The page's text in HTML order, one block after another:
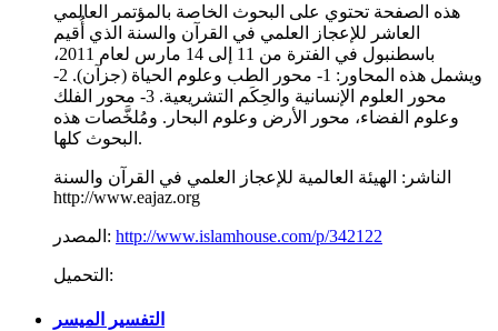
هذه الصفحة تحتوي على البحوث الخاصة بالمؤتمر العالمي
العاشر للإعجاز العلمي في القرآن والسنة الذي أُقيم
باسطنبول في الفترة من 11 إلى 14 مارس لعام 2011،
ويشمل هذه المحاور: 1- محور الطب وعلوم الحياة (جزآن). 2-
محور العلوم الإنسانية والحِكَم التشريعية. 3- محور الفلك
وعلوم الفضاء، محور الأرض وعلوم البحار. ومُلخَّصات هذه
البحوث كلها.
الناشر: الهيئة العالمية للإعجاز العلمي في القرآن والسنة
http://www.eajaz.org
المصدر: http://www.islamhouse.com/p/342122
التحميل:
التفسير الميسر